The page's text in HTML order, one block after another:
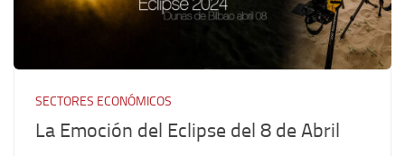
SECTORES ECONÓMICOS
La Emoción del Eclipse del 8 de Abril